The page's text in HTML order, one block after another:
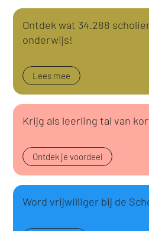
Ontdek wat 34.288
onderwijs!
Lees mee
Krijg als leerling tal van
Ontdek je voordeel
Word vrijwilliger bij de